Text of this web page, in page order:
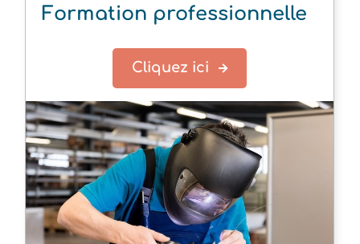
Formation professionnelle
Cliquez ici